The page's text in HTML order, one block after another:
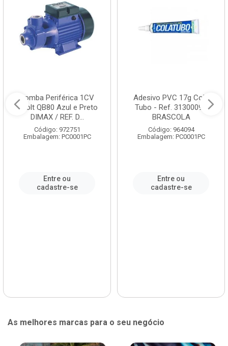
Bomba Periférica 1CV
Bivolt QB80 Azul e Preto
DIMAX / REF. D...
Código: 972751
Embalagem: PC0001PC
Entre ou
cadastre-se
Adesivo PVC 17g Cola
Tubo - Ref. 3130009 -
BRASCOLA
Código: 964094
Embalagem: PC0001PC
Entre ou
cadastre-se
As melhores marcas para o seu negócio